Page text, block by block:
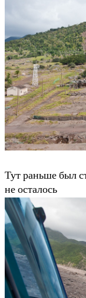
Тут раньше был
не осталось